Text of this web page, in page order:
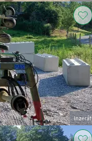
Inzerát